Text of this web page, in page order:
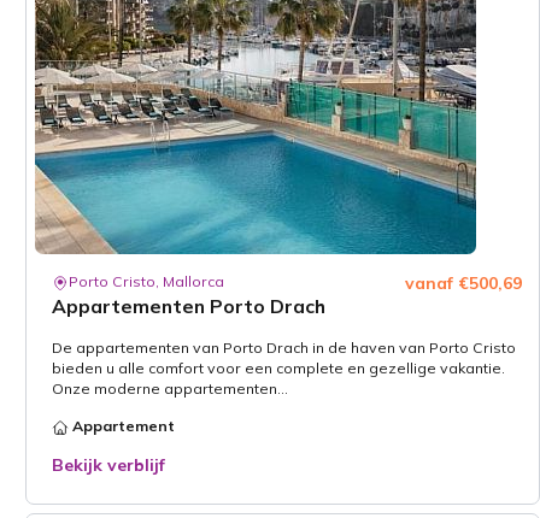
Porto Cristo, Mallorca
Appartementen Porto Drach
vanaf €500,69
De appartementen van Porto Drach in de haven van Porto Cristo
bieden u alle comfort voor een complete en gezellige vakantie.
Onze moderne appartementen...
Appartement
Bekijk verblijf